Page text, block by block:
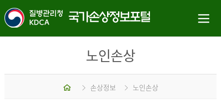
노인손상
홈 손상정보 노인손상